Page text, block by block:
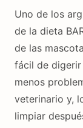
Uno de los
de la dieta
de las
fácil de
menos
veterinario y,
limpiar